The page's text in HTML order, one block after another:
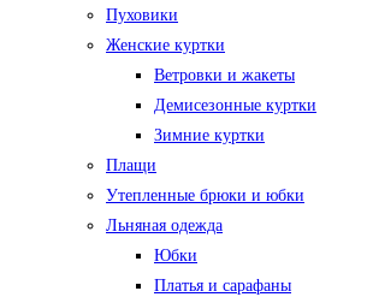
Пуховики
Женские куртки
Ветровки и жакеты
Демисезонные куртки
Зимние куртки
Плащи
Утепленные брюки и юбки
Льняная одежда
Юбки
Платья и сарафаны